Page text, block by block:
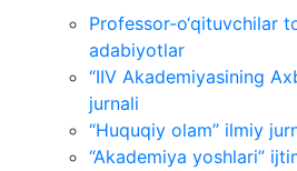
Professor-o‘qituvchilar
adabiyotlar
“IIV Akademiyasining
jurnali
“Huquqiy olam” ilmiy
“Akademiya yoshlari”